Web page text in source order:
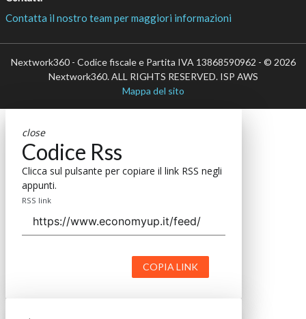
Contatta il nostro team per maggiori informazioni
Nextwork360 - Codice fiscale e Partita IVA 13868590962 - © 2026
Nextwork360. ALL RIGHTS RESERVED. ISP AWS
Mappa del sito
close
Codice Rss
Clicca sul pulsante per copiare il link RSS negli
appunti.
RSS link
COPIA LINK